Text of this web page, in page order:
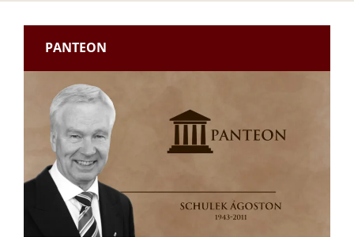
PANTEON